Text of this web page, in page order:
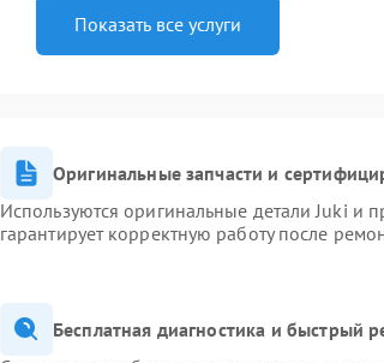
Показать все услуги
Оригинальные запчасти и
Используются оригинальные детали Juki
гарантирует корректную работу после
Бесплатная диагностика и быстрый